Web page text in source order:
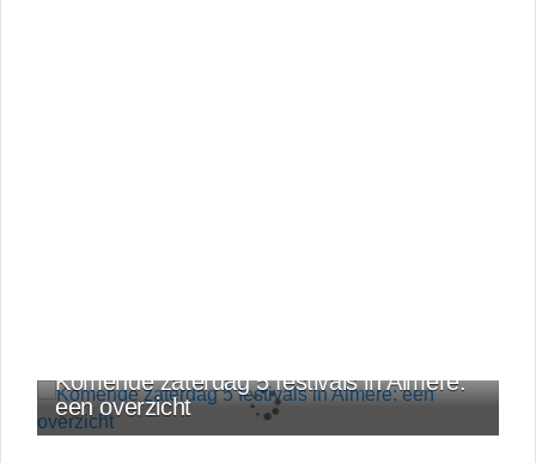
Komende zaterdag 5 festivals in Almere:
een overzicht